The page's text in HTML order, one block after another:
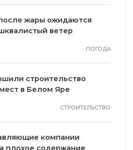
жары ожидаются
ветер
ПОГОДА
строительство
в Белом Яре
СТРОИТЕЛЬСТВО
компании
плохое содержание